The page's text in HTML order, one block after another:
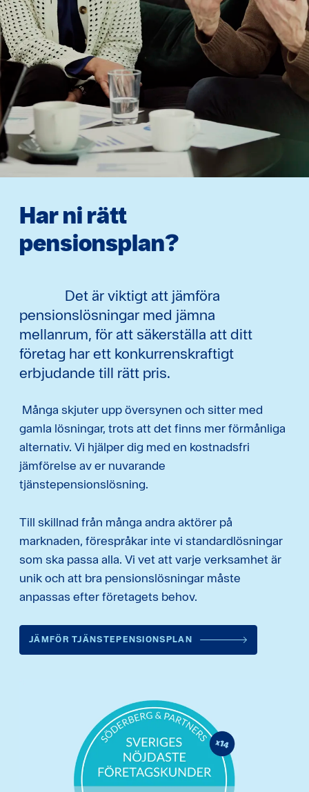
Har ni rätt
pensionsplan?
Det är viktigt att jämföra
pensionslösningar med jämna
mellanrum, för att säkerställa att ditt
företag har ett konkurrenskraftigt
erbjudande till rätt pris.
Många skjuter upp översynen och sitter med
gamla lösningar, trots att det finns mer förmånliga
alternativ. Vi hjälper dig med en kostnadsfri
jämförelse av er nuvarande
tjänstepensionslösning.
Till skillnad från många andra aktörer på
marknaden, förespråkar inte vi standardlösningar
som ska passa alla. Vi vet att varje verksamhet är
unik och att bra pensionslösningar måste
anpassas efter företagets behov.
JÄMFÖR TJÄNSTEPENSIONSPLAN